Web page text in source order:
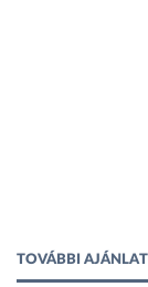
TOVÁBBI